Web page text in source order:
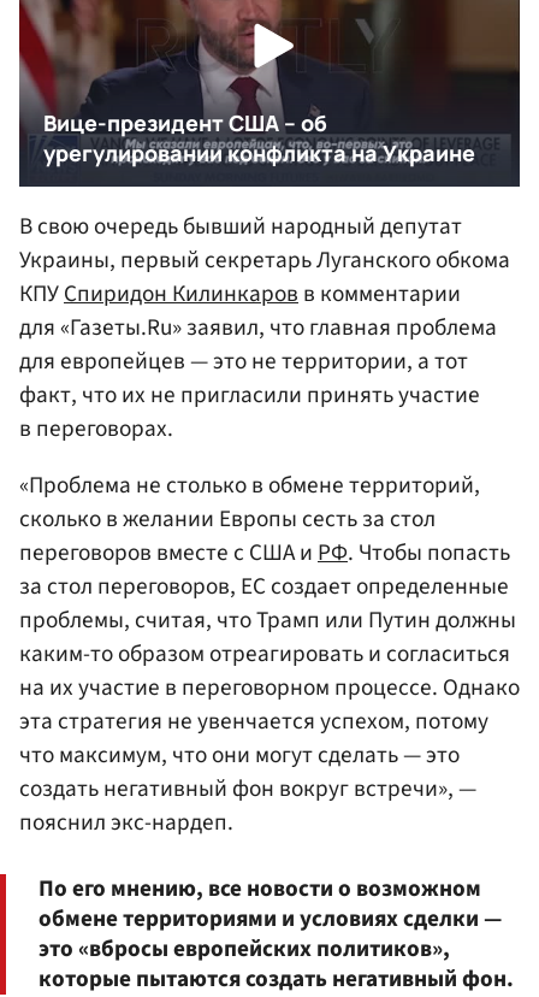
В свою очередь бывший народный депутат
Украины, первый секретарь Луганского обкома
КПУСпиридон Килинкаровв комментарии
для «Газеты.Ru» заявил, что главная проблема
для европейцев — это не территории, а тот
факт, что их не пригласили принять участие
в переговорах.
«Проблема не столько в обмене территорий,
сколько в желании Европы сесть за стол
переговоров вместе с США иРФ. Чтобы попасть
за стол переговоров, ЕС создает определенные
проблемы, считая, что Трамп или Путин должны
каким-то образом отреагировать и согласиться
на их участие в переговорном процессе. Однако
эта стратегия не увенчается успехом, потому
что максимум, что они могут сделать — это
создать негативный фон вокруг встречи», —
пояснил экс-нардеп.
По его мнению, все новости о возможном
обмене территориями и условиях сделки —
это «вбросы европейских политиков»,
которые пытаются создать негативный фон.